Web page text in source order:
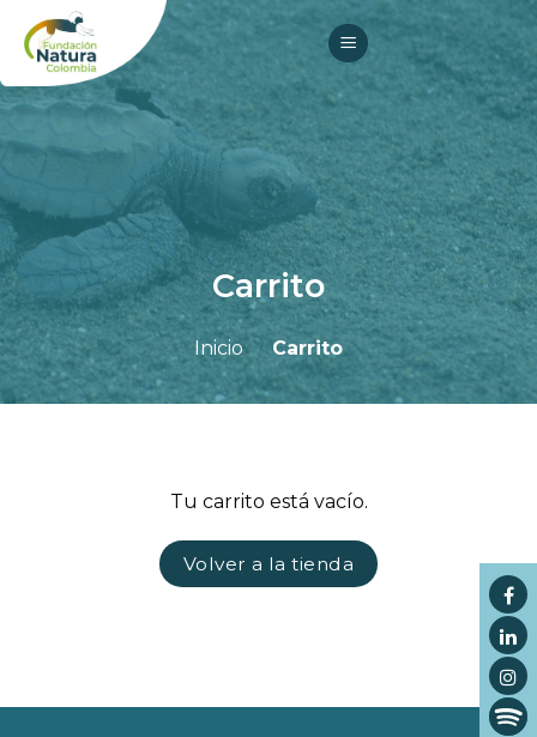
content
Carrito
Inicio / Carrito
Tu carrito está vacío.
Volver a la tienda